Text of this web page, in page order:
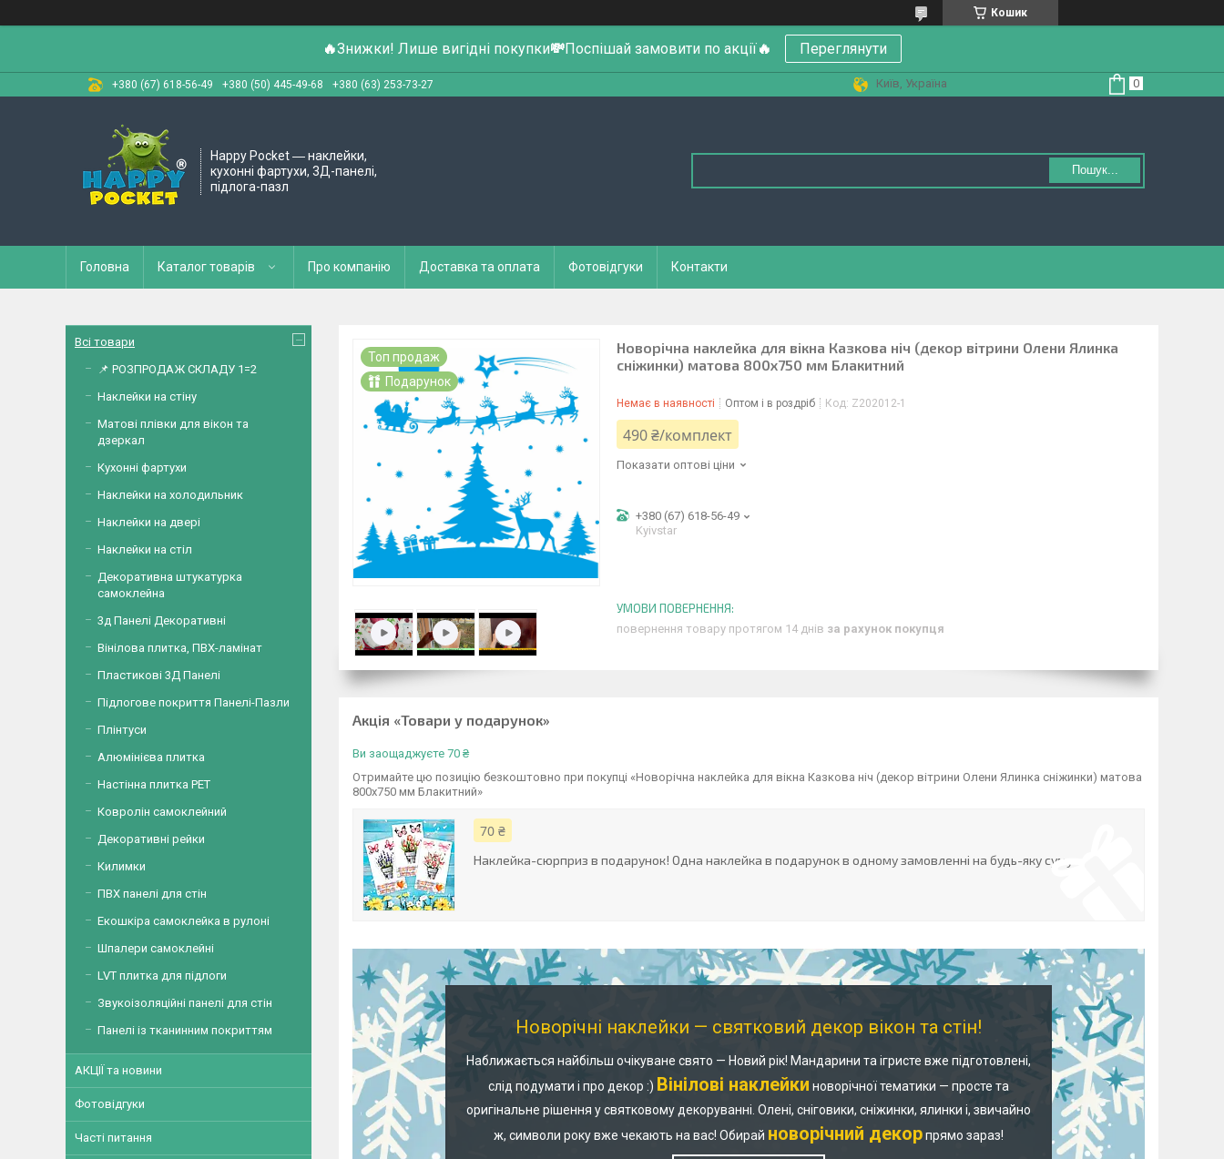
Кошик
🔥Знижки! Лише вигідні покупки💸Поспішай замовити по акції🔥 Переглянути
+380 (67) 618-56-49 +380 (50) 445-49-68 +380 (63) 253-73-27 Київ, Україна
Happy Pocket ― наклейки,
кухонні фартухи, 3Д-панелі,
підлога-пазл
Пошук...
Головна Каталог товарів Про компанію Доставка та оплата Фотовідгуки Контакти
Подарунок
Топ продаж
Новорічна наклейка для вікна Казкова ніч (декор вітрини Олени Ялинка
сніжинки) матова 800х750 мм Блакитний
Немає в наявності Оптом і в роздріб Код: Z202012-1
490 ₴/комплект
Показати оптові ціни
+380 (67) 618-56-49
Kyivstar
повернення товару протягом 14 днів за рахунок покупця
Акція «Товари у подарунок»
Ви заощаджуєте 70 ₴
Отримайте цю позицію безкоштовно при покупці «Новорічна наклейка для вікна Казкова ніч (декор вітрини Олени Ялинка сніжинки) матова
800х750 мм Блакитний»
70 ₴
Наклейка-сюрприз в подарунок! Одна наклейка в подарунок в одному замовленні на будь-яку суму
Новорічні наклейки — святковий декор вікон та стін!
Наближається найбільш очікуване свято — Новий рік! Мандарини та ігристе вже підготовлені,
слід подумати і про декор :) Вінілові наклейки новорічної тематики — просте та
оригінальне рішення у святковому декоруванні. Олені, сніговики, сніжинки, ялинки і, звичайно
ж, символи року вже чекають на вас! Обирай новорічний декорпрямо зараз!
Всі товари
📌 РОЗПРОДАЖ СКЛАДУ 1=2
Наклейки на стіну
Матові плівки для вікон та
дзеркал
Кухонні фартухи
Наклейки на холодильник
Наклейки на двері
Наклейки на стіл
Декоративна штукатурка
самоклейна
3д Панелі Декоративні
Вінілова плитка, ПВХ-ламінат
Пластикові 3Д Панелі
Підлогове покриття Панелі-Пазли
Плінтуси
Алюмінієва плитка
Настінна плитка PET
Ковролін самоклейний
Декоративні рейки
Килимки
ПВХ панелі для стін
Екошкіра самоклейка в рулоні
Шпалери самоклейні
LVT плитка для підлоги
Звукоізоляційні панелі для стін
Панелі із тканинним покриттям
АКЦІЇ та новини
Фотовідгуки
Часті питання